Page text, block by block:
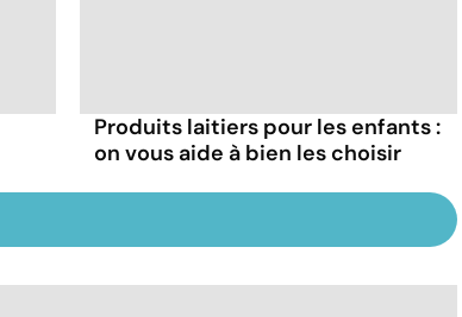
Produits laitiers pour les enfants :
on vous aide à bien les choisir